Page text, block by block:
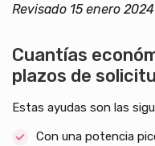
Revisado 15 enero 2024
Cuantías
plazos de
Estas ayudas son las
Con una potencia